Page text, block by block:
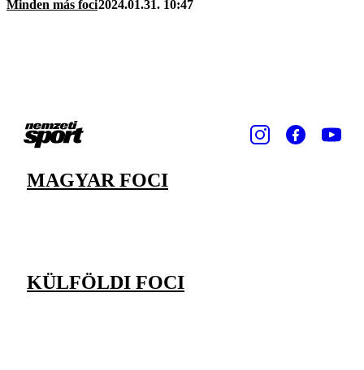
Minden más foci2024.01.31. 10:47
MAGYAR FOCI
KÜLFÖLDI FOCI